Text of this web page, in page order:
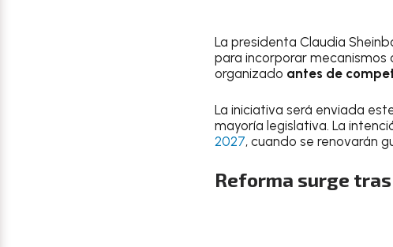
La presidenta Claudia
para incorporar
organizado antes de
La iniciativa será enviada
mayoría legislativa. La
2027, cuando se renovarán
Reforma surge